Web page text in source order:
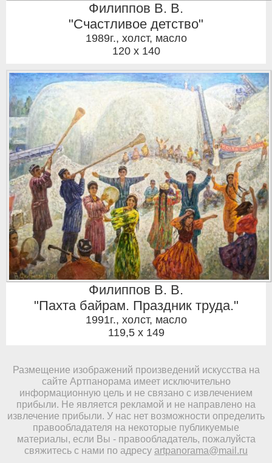
Филиппов В. В.
"Счастливое детство"
1989г., холст, масло
120 x 140
Филиппов В. В.
"Пахта байрам. Праздник труда."
1991г., холст, масло
119,5 x 149
Размещение изображений произведений искусства на
сайте Артпанорама имеет исключительно
информационную цель и не связано с извлечением
прибыли. Не является рекламой и не направлено на
извлечение прибыли. У нас нет возможности определить
правообладателя на некоторые публикуемые
материалы, если Вы - правообладатель, пожалуйста
свяжитесь с нами по адресу artpanorama@mail.ru